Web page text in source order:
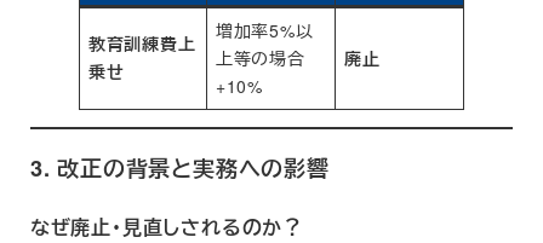
教育訓練費上
乗せ
増加率5%以
上等の場合
+10%
廃止
3. 改正の背景と実務への影響
なぜ廃止・見直しされるのか？